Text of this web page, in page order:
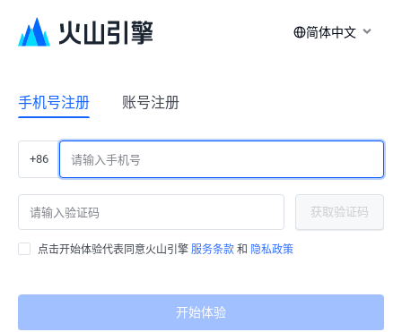
简体中文
手机号注册 账号注册
+86
获取验证码
点击开始体验代表同意火山引擎 服务条款 和 隐私政策
开始体验